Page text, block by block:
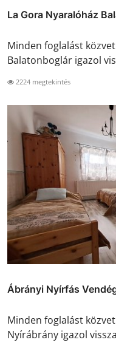
La Gora Nyaralóház
Minden foglalást
Balatonboglár igazol
2224 megtekintés
Ábrányi Nyírfás
Minden foglalást
Nyírábrány igazol